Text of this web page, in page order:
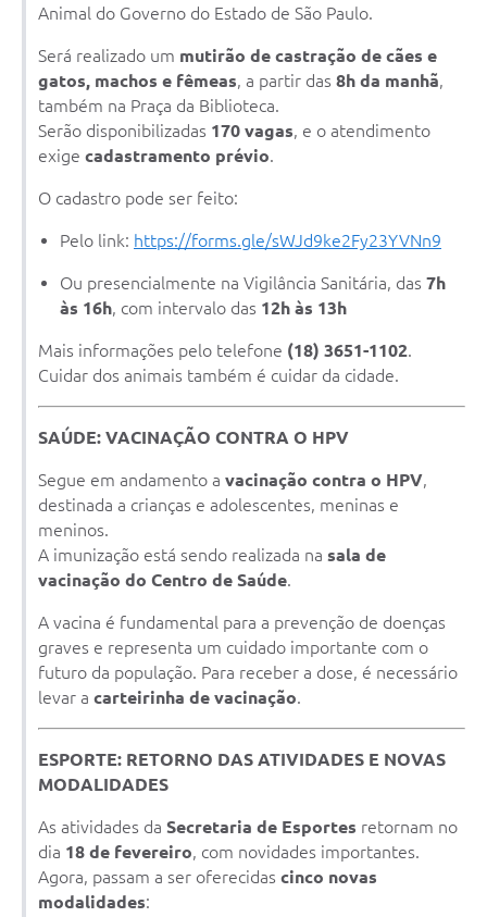
Animal do Governo do Estado de São Paulo.
Será realizado um mutirão de castração de cães e
gatos, machos e fêmeas, a partir das 8h da manhã,
também na Praça da Biblioteca.
Serão disponibilizadas 170 vagas, e o atendimento
exige cadastramento prévio.
O cadastro pode ser feito:
Pelo link: https://forms.gle/sWJd9ke2Fy23YVNn9
Ou presencialmente na Vigilância Sanitária, das 7h
às 16h, com intervalo das 12h às 13h
Mais informações pelo telefone (18) 3651-1102.
Cuidar dos animais também é cuidar da cidade.
SAÚDE: VACINAÇÃO CONTRA O HPV
Segue em andamento a vacinação contra o HPV,
destinada a crianças e adolescentes, meninas e
meninos.
A imunização está sendo realizada na sala de
vacinação do Centro de Saúde.
A vacina é fundamental para a prevenção de doenças
graves e representa um cuidado importante com o
futuro da população. Para receber a dose, é necessário
levar a carteirinha de vacinação.
ESPORTE: RETORNO DAS ATIVIDADES E NOVAS
MODALIDADES
As atividades da Secretaria de Esportes retornam no
dia 18 de fevereiro, com novidades importantes.
Agora, passam a ser oferecidas cinco novas
modalidades: